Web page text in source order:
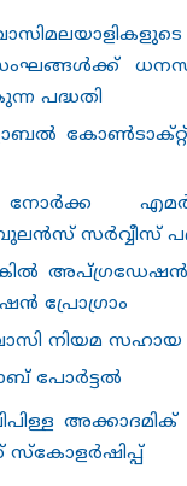
പദ്ധതി
സർവ്വീസ്
അപ്ഗ്രഡേഷൻ
പ്രോഗ്രാം
നിയമ
പോർട്ടൽ